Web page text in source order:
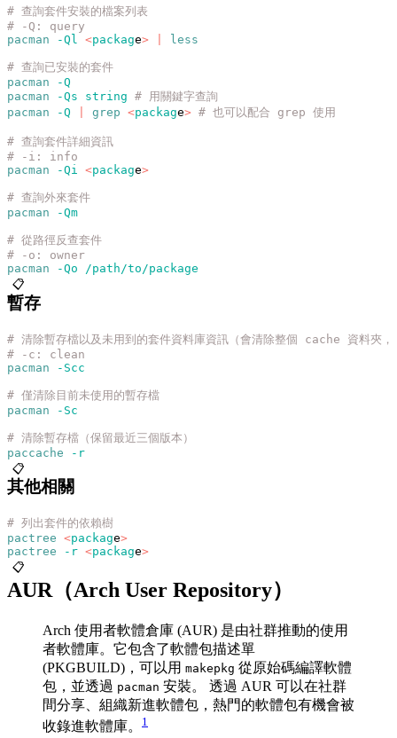
# 查詢套件安裝的檔案列表
# -Q: query
pacman -Ql <package> less
# 查詢已安裝的套件
pacman -Q
pacman -Qs string # 用關鍵字查詢
pacman -Q grep <package> # 也可以配合 grep 使用
# 查詢套件詳細資訊
# -i: info
pacman -Qi <package>
# 查詢外來套件
pacman -Qm
# 從路徑反查套件
# -o: owner
pacman -Qo /path/to/package
📋
暫存
# 清除暫存檔以及未用到的套件資料庫資訊（會清除整個 cache 資料夾，
# -c: clean
pacman -Scc
# 僅清除目前未使用的暫存檔
pacman -Sc
# 清除暫存檔（保留最近三個版本）
paccache -r
📋
其他相關
# 列出套件的依賴樹
pactree <package>
pactree -r <package>
📋
AUR（Arch User Repository）
Arch 使用者軟體倉庫 (AUR) 是由社群推動的使用
者軟體庫。它包含了軟體包描述單
(PKGBUILD)，可以用 makepkg 從原始碼編譯軟體
包，並透過 pacman 安裝。 透過 AUR 可以在社群
間分享、組織新進軟體包，熱門的軟體包有機會被
收錄進軟體庫。
1